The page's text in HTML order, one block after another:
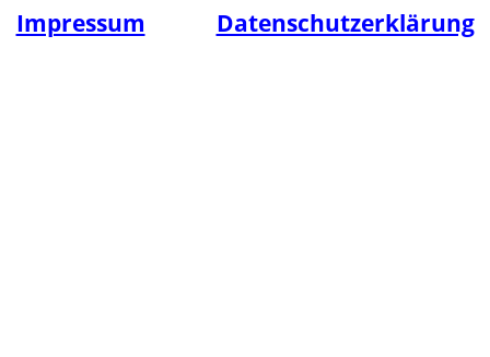
Impressum Datenschutzerklärung